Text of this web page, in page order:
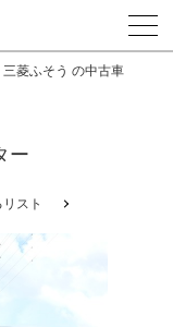
三菱ふそう の中古車
ー
スト